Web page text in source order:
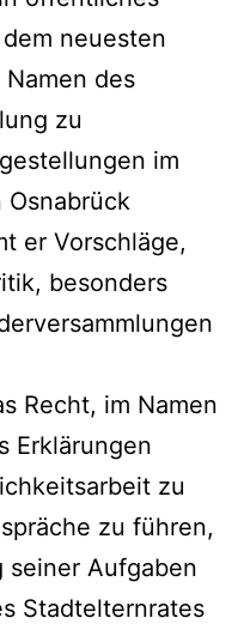
neuesten
des
zu
im
er Vorschläge,
besonders
Recht, im Namen
Erklärungen
zu
zu führen,
seiner Aufgaben
Stadtelternrates